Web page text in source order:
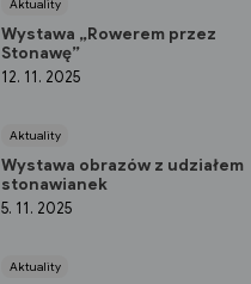
Aktuality
Wystawa „Rowerem przez
Stonawę”
12. 11. 2025
Aktuality
Wystawa obrazów z udziałem
stonawianek
5. 11. 2025
Aktuality